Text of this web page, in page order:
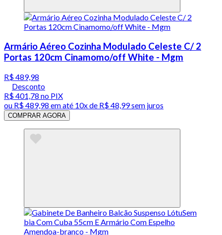
Armário Aéreo Cozinha Modulado Celeste C/ 2
Portas 120cm Cinamomo/off White - Mgm
R$ 489,98
Desconto
R$ 401,78 no PIX
ou R$ 489,98 em até 10x de R$ 48,99 sem juros
COMPRAR AGORA